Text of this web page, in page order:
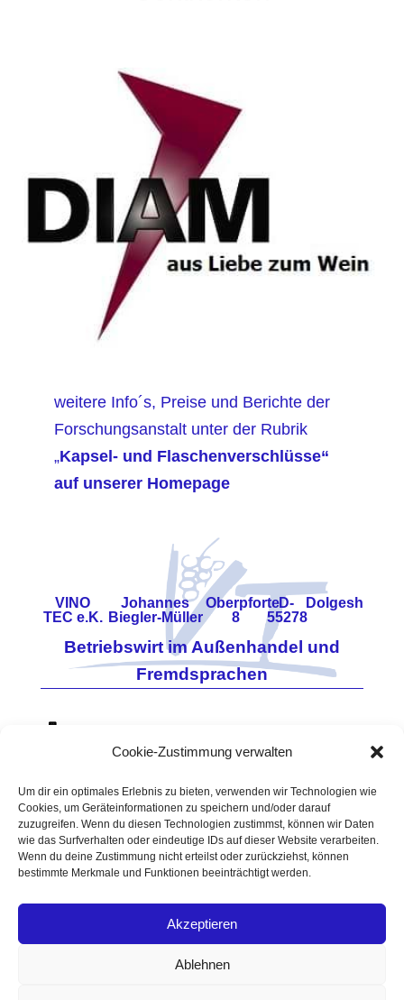
Cookie-Zustimmung verwalten
Um dir ein optimales Erlebnis zu bieten, verwenden wir Technologien wie
Cookies, um Geräteinformationen zu speichern und/oder darauf
zuzugreifen. Wenn du diesen Technologien zustimmst, können wir Daten
wie das Surfverhalten oder eindeutige IDs auf dieser Website verarbeiten.
Wenn du deine Zustimmung nicht erteilst oder zurückziehst, können
bestimmte Merkmale und Funktionen beeinträchtigt werden.
Akzeptieren
Ablehnen
weitere Info´s, Preise und Berichte der
Forschungsanstalt unter der Rubrik
„Kapsel- und Flaschenverschlüsse“
auf unserer Homepage
VINO
TEC e.K.
Johannes
Biegler-Müller
Oberpforte
8
D-
55278
Dolgesheim
Betriebswirt im Außenhandel und
Fremdsprachen
06733 - 960114
Vino-Tec@t-online.de
https://www.vino-tec.de
ID-
Amtsgericht Mainz
90HRA 3460